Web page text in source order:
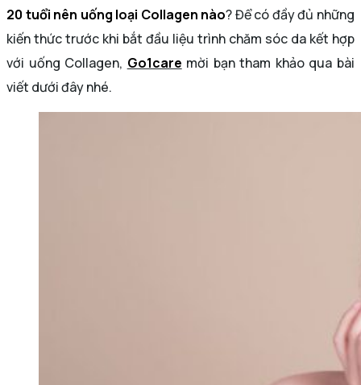
20 tuổi nên uống loại Collagen nào? Để có đầy đủ những
kiến thức trước khi bắt đầu liệu trình chăm sóc da kết hợp
với uống Collagen, Go1care mời bạn tham khảo qua bài
viết dưới đây nhé.